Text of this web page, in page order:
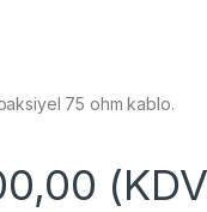
75 ohm kablo.